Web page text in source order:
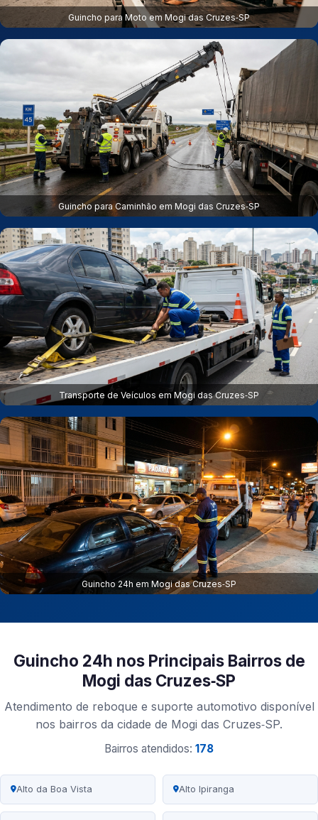
Guincho para Moto em Mogi das Cruzes‑SP
Guincho para Caminhão em Mogi das Cruzes‑SP
Transporte de Veículos em Mogi das Cruzes‑SP
Guincho 24h em Mogi das Cruzes‑SP
Guincho 24h nos Principais Bairros de
Mogi das Cruzes‑SP
Atendimento de reboque e suporte automotivo disponível
nos bairros da cidade de Mogi das Cruzes‑SP.
Bairros atendidos: 178
Alto da Boa Vista Alto Ipiranga